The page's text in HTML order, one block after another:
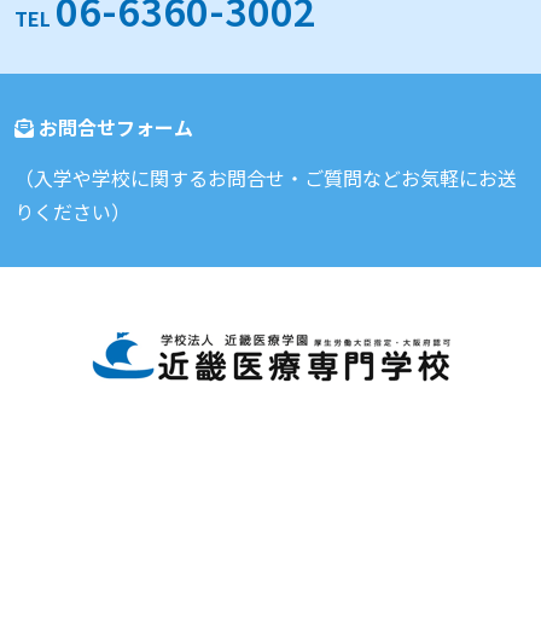
TEL
お問合せフォーム
（入学や学校に関するお問合せ・ご質問などお気軽にお送
りください）